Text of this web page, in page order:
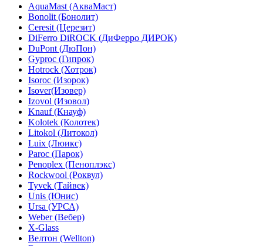
AquaMast (АкваМаст)
Bonolit (Бонолит)
Ceresit (Церезит)
DiFerro DiROCK (ДиФерро ДИРОК)
DuPont (ДюПон)
Gyproc (Гипрок)
Hotrock (Хотрок)
Isoroc (Изорок)
Isover(Изовер)
Izovol (Изовол)
Knauf (Кнауф)
Kolotek (Колотек)
Litokol (Литокол)
Luix (Люикс)
Paroc (Парок)
Penoplex (Пеноплэкс)
Rockwool (Роквул)
Tyvek (Тайвек)
Unis (Юнис)
Ursa (УРСА)
Weber (Вебер)
X-Glass
Велтон (Wellton)